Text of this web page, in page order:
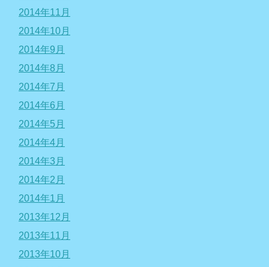
2014年11月
2014年10月
2014年9月
2014年8月
2014年7月
2014年6月
2014年5月
2014年4月
2014年3月
2014年2月
2014年1月
2013年12月
2013年11月
2013年10月